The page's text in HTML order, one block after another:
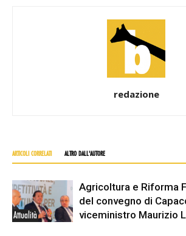
redazione
ARTICOLI CORRELATI ALTRO DALL'AUTORE
Attualità
Agricoltura e Riforma
del convegno di
viceministro Maurizio